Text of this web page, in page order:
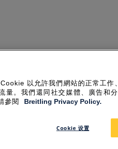
以允許我們網站的正常工作
量。我們還同社交媒體、廣告和
參閱
Breitling Privacy Policy.
Cookie 设置